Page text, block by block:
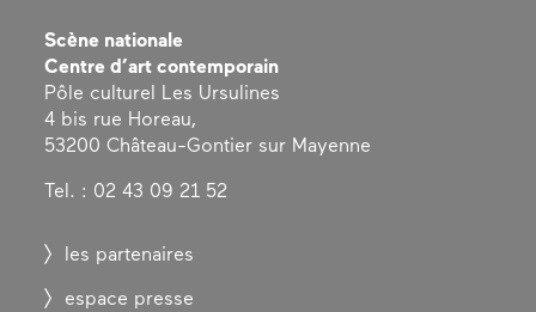
Scène nationale
Centre d’art contemporain
Pôle culturel Les Ursulines
4 bis rue Horeau,
53200 Château-Gontier sur Mayenne
Tel. : 02 43 09 21 52
les partenaires
espace presse